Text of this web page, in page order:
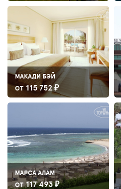
МАКАДИ БЭЙ
ОТ 115 752 ₽
МАРСА АЛАМ
ОТ 117 493 ₽